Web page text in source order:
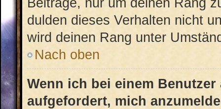
Beiträge, nur um deinen Rang
dulden dieses Verhalten nicht
wird deinen Rang unter
Nach oben
Wenn ich bei einem
aufgefordert, mich